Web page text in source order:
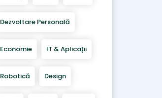
Dezvoltare Personală
Economie IT & Aplicații
Robotică Design